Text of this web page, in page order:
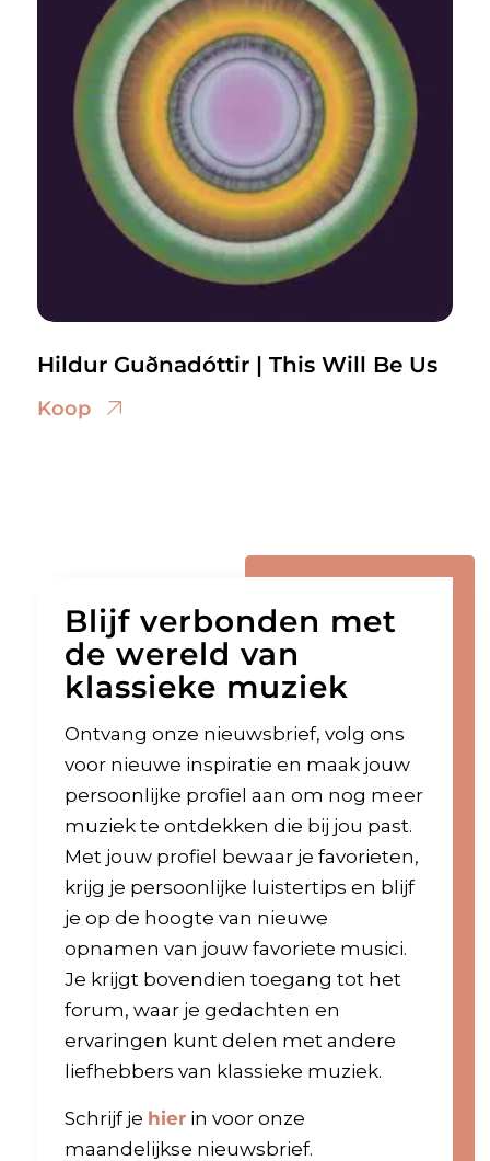
Hildur Guðnadóttir | This Will Be Us
Koop
Blijf verbonden met
de wereld van
klassieke muziek
Ontvang onze nieuwsbrief, volg ons
voor nieuwe inspiratie en maak jouw
persoonlijke profiel aan om nog meer
muziek te ontdekken die bij jou past.
Met jouw profiel bewaar je favorieten,
krijg je persoonlijke luistertips en blijf
je op de hoogte van nieuwe
opnamen van jouw favoriete musici.
Je krijgt bovendien toegang tot het
forum, waar je gedachten en
ervaringen kunt delen met andere
liefhebbers van klassieke muziek.
Schrijf je hierin voor onze
maandelijkse nieuwsbrief.